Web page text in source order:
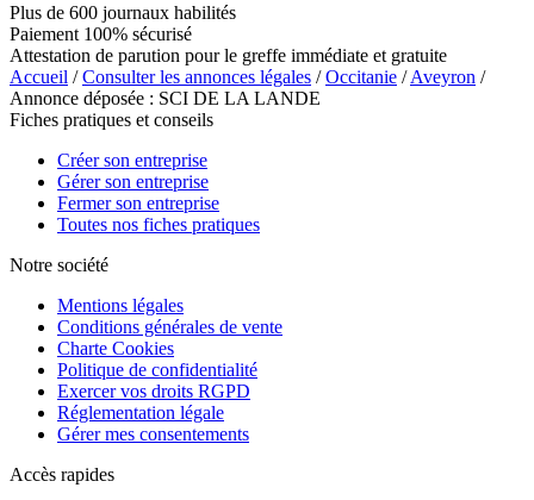
Plus de 600 journaux habilités
Paiement 100% sécurisé
Attestation de parution pour le greffe immédiate et gratuite
Accueil /Consulter les annonces légales /Occitanie /Aveyron /
Annonce déposée : SCI DE LA LANDE
Fiches pratiques et conseils
Créer son entreprise
Gérer son entreprise
Fermer son entreprise
Toutes nos fiches pratiques
Notre société
Mentions légales
Conditions générales de vente
Charte Cookies
Politique de confidentialité
Exercer vos droits RGPD
Réglementation légale
Gérer mes consentements
Accès rapides